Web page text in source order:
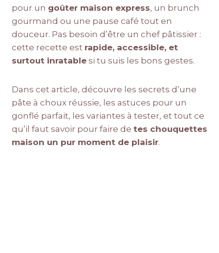
pour un goûter maison express, un brunch
gourmand ou une pause café tout en
douceur. Pas besoin d’être un chef pâtissier :
cette recette est rapide, accessible, et
surtout inratable si tu suis les bons gestes.
Dans cet article, découvre les secrets d’une
pâte à choux réussie, les astuces pour un
gonflé parfait, les variantes à tester, et tout ce
qu’il faut savoir pour faire de tes chouquettes
maison un pur moment de plaisir.